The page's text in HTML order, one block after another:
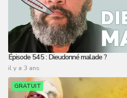
Épisode 545 : Dieudonné malade ?
il y a 3 ans
GRATUIT